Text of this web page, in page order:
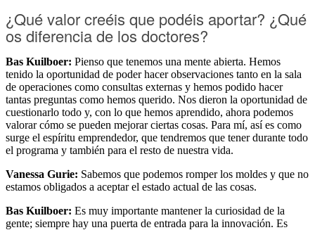
¿Qué valor creéis que podéis aportar? ¿Qué
os diferencia de los doctores?
Bas Kuilboer: Pienso que tenemos una mente abierta. Hemos
tenido la oportunidad de poder hacer observaciones tanto en la sala
de operaciones como consultas externas y hemos podido hacer
tantas preguntas como hemos querido. Nos dieron la oportunidad de
cuestionarlo todo y, con lo que hemos aprendido, ahora podemos
valorar cómo se pueden mejorar ciertas cosas. Para mí, así es como
surge el espíritu emprendedor, que tendremos que tener durante todo
el programa y también para el resto de nuestra vida.
Vanessa Gurie: Sabemos que podemos romper los moldes y que no
estamos obligados a aceptar el estado actual de las cosas.
Bas Kuilboer: Es muy importante mantener la curiosidad de la
gente; siempre hay una puerta de entrada para la innovación. Es